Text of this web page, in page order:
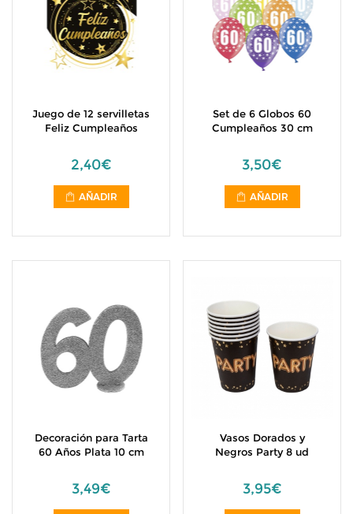
Juego de 12 servilletas
Feliz Cumpleaños
2,40€
AÑADIR
Set de 6 Globos 60
Cumpleaños 30 cm
3,50€
AÑADIR
Decoración para Tarta
60 Años Plata 10 cm
3,49€
Vasos Dorados y
Negros Party 8 ud
3,95€